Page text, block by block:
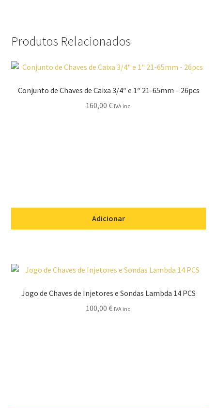
Produtos Relacionados
Conjunto de Chaves de Caixa 3/4″ e 1″ 21-65mm – 26pcs
160,00 € IVA inc.
Adicionar
Jogo de Chaves de Injetores e Sondas Lambda 14 PCS
100,00 € IVA inc.